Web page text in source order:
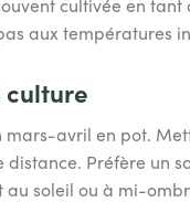
cultivée en
aux températures
culture
mars-avril en pot.
distance. Préfère un
au soleil ou à mi-